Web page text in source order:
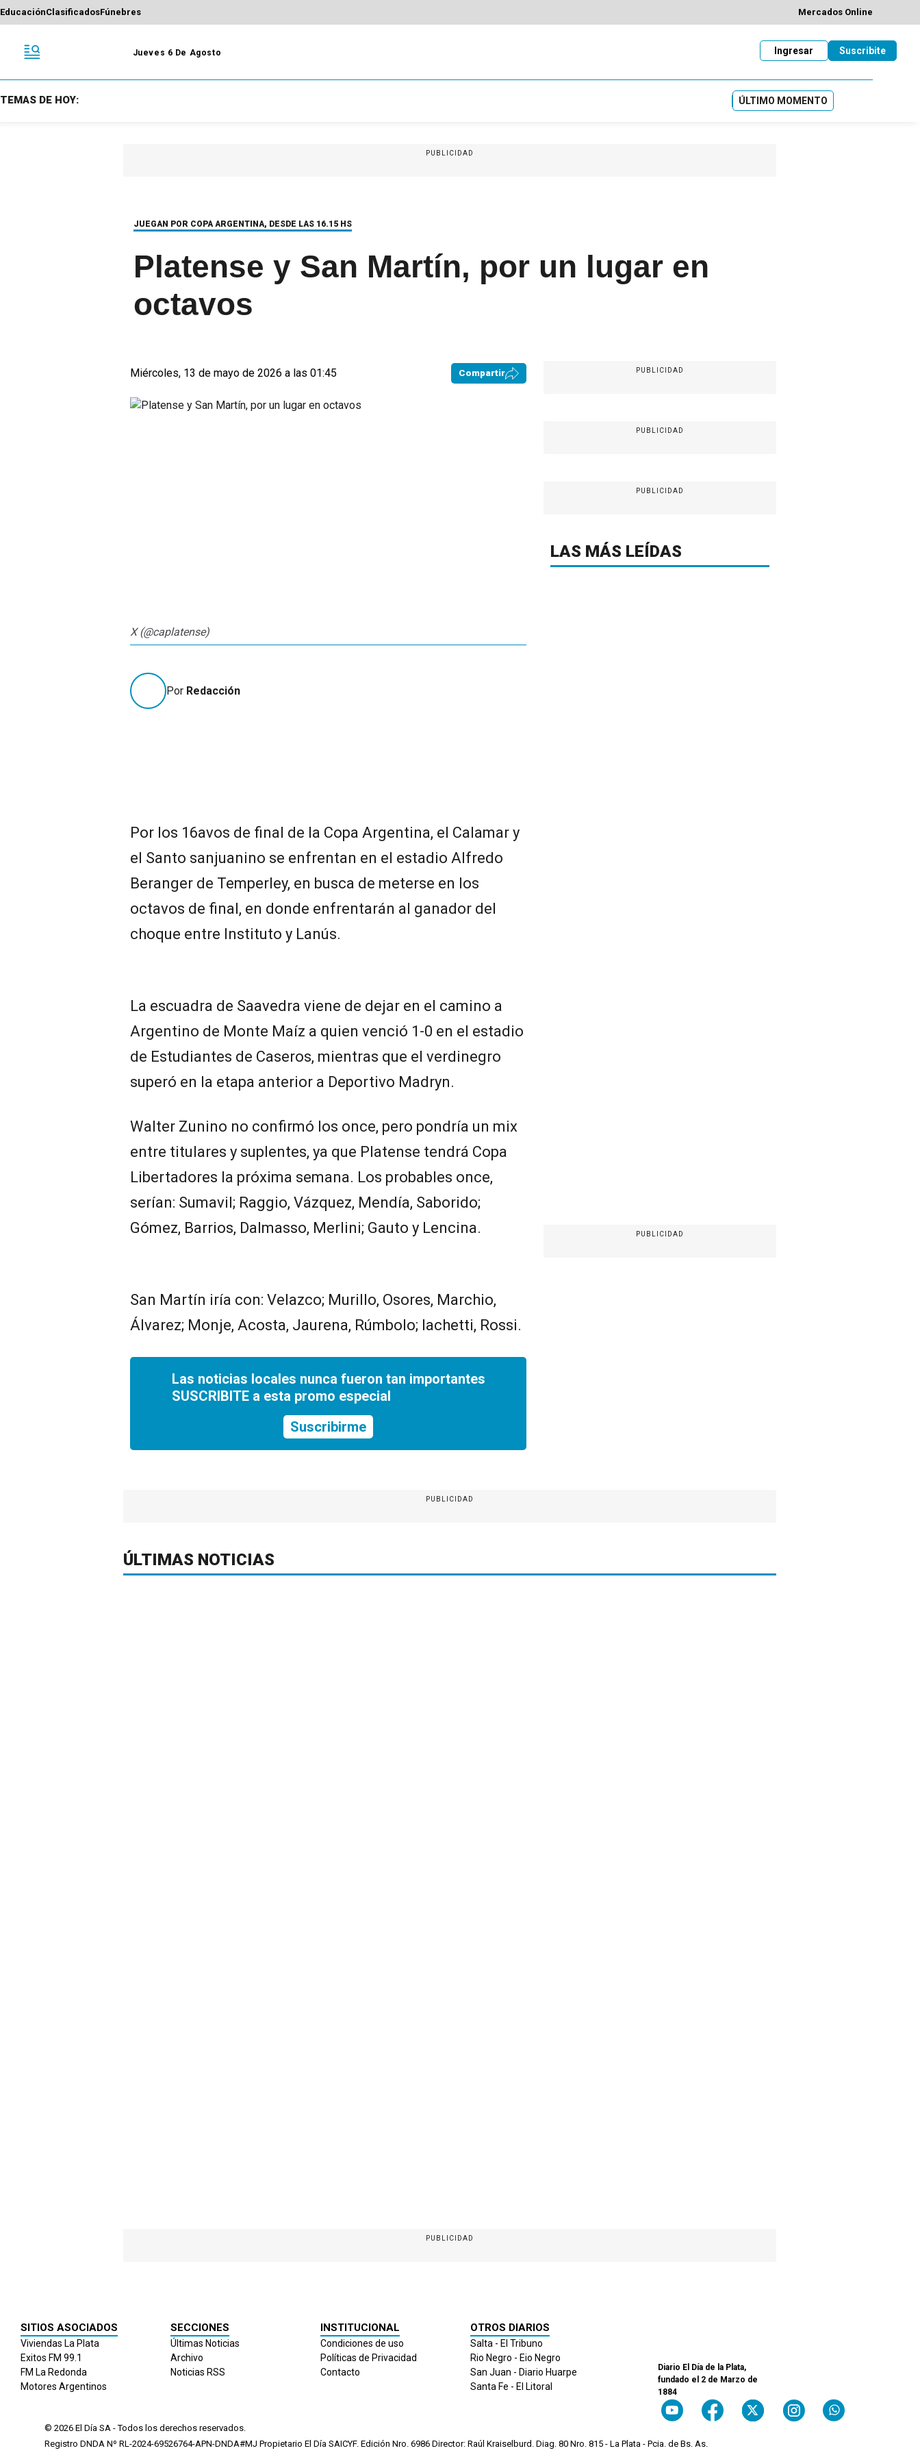
EducaciónClasificadosFúnebres Mercados Online
Jueves 6 De Agosto Suscribite
Ingresar
TEMAS DE HOY: ÚLTIMO MOMENTO
PUBLICIDAD
JUEGAN POR COPA ARGENTINA, DESDE LAS 16.15 HS
Platense y San Martín, por un lugar en
octavos
Miércoles, 13 de mayo de 2026 a las 01:45 Compartir
X (@caplatense)
Por Redacción
Por los 16avos de final de la Copa Argentina, el Calamar y
el Santo sanjuanino se enfrentan en el estadio Alfredo
Beranger de Temperley, en busca de meterse en los
octavos de final, en donde enfrentarán al ganador del
choque entre Instituto y Lanús.
La escuadra de Saavedra viene de dejar en el camino a
Argentino de Monte Maíz a quien venció 1-0 en el estadio
de Estudiantes de Caseros, mientras que el verdinegro
superó en la etapa anterior a Deportivo Madryn.
Walter Zunino no confirmó los once, pero pondría un mix
entre titulares y suplentes, ya que Platense tendrá Copa
Libertadores la próxima semana. Los probables once,
serían: Sumavil; Raggio, Vázquez, Mendía, Saborido;
Gómez, Barrios, Dalmasso, Merlini; Gauto y Lencina.
San Martín iría con: Velazco; Murillo, Osores, Marchio,
Álvarez; Monje, Acosta, Jaurena, Rúmbolo; Iachetti, Rossi.
Las noticias locales nunca fueron tan importantes
SUSCRIBITE a esta promo especial
Suscribirme
PUBLICIDAD
PUBLICIDAD
PUBLICIDAD
LAS MÁS LEÍDAS
PUBLICIDAD
PUBLICIDAD
ÚLTIMAS NOTICIAS
PUBLICIDAD
Diario El Día de la Plata,
fundado el 2 de Marzo de
1884
SITIOS ASOCIADOS
Viviendas La Plata
Exitos FM 99.1
FM La Redonda
Motores Argentinos
SECCIONES
Últimas Noticias
Archivo
Noticias RSS
INSTITUCIONAL
Condiciones de uso
Políticas de Privacidad
Contacto
OTROS DIARIOS
Salta - El Tribuno
Rio Negro - Eio Negro
San Juan - Diario Huarpe
Santa Fe - El Litoral
© 2026 El Día SA - Todos los derechos reservados.
Registro DNDA Nº RL-2024-69526764-APN-DNDA#MJ Propietario El Día SAICYF. Edición Nro. 6986 Director: Raúl Kraiselburd. Diag. 80 Nro. 815 - La Plata - Pcia. de Bs. As.